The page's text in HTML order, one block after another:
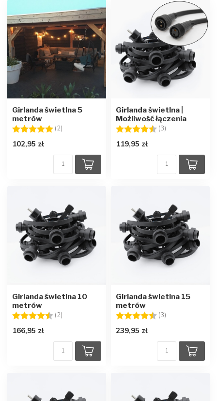
Girlanda świetlna 5
metrów
Ocena:
(2) 5.0 na 5 gwiazdek
102,95 zł
Girlanda świetlna |
Możliwość łączenia
Ocena:
(3)
119,95 zł
Girlanda świetlna 10
metrów
Ocena:
(2) 4.5 na 5 gwiazdek
166,95 zł
Girlanda świetlna 15
metrów
Ocena:
(3)
239,95 zł